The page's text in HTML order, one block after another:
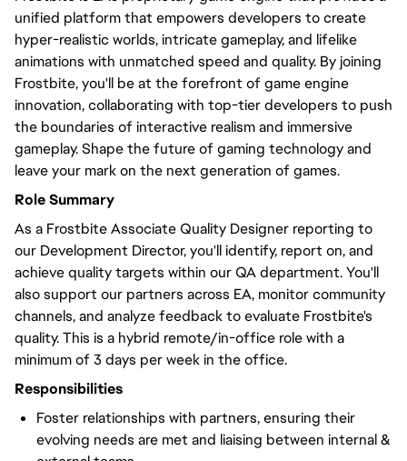
unified platform that empowers developers to create
hyper-realistic worlds, intricate gameplay, and lifelike
animations with unmatched speed and quality. By joining
Frostbite, you'll be at the forefront of game engine
innovation, collaborating with top-tier developers to push
the boundaries of interactive realism and immersive
gameplay. Shape the future of gaming technology and
leave your mark on the next generation of games.
Role Summary
As a Frostbite Associate Quality Designer reporting to
our Development Director, you'll identify, report on, and
achieve quality targets within our QA department. You'll
also support our partners across EA, monitor community
channels, and analyze feedback to evaluate Frostbite's
quality. This is a hybrid remote/in-office role with a
minimum of 3 days per week in the office.
Responsibilities
Foster relationships with partners, ensuring their
evolving needs are met and liaising between internal &